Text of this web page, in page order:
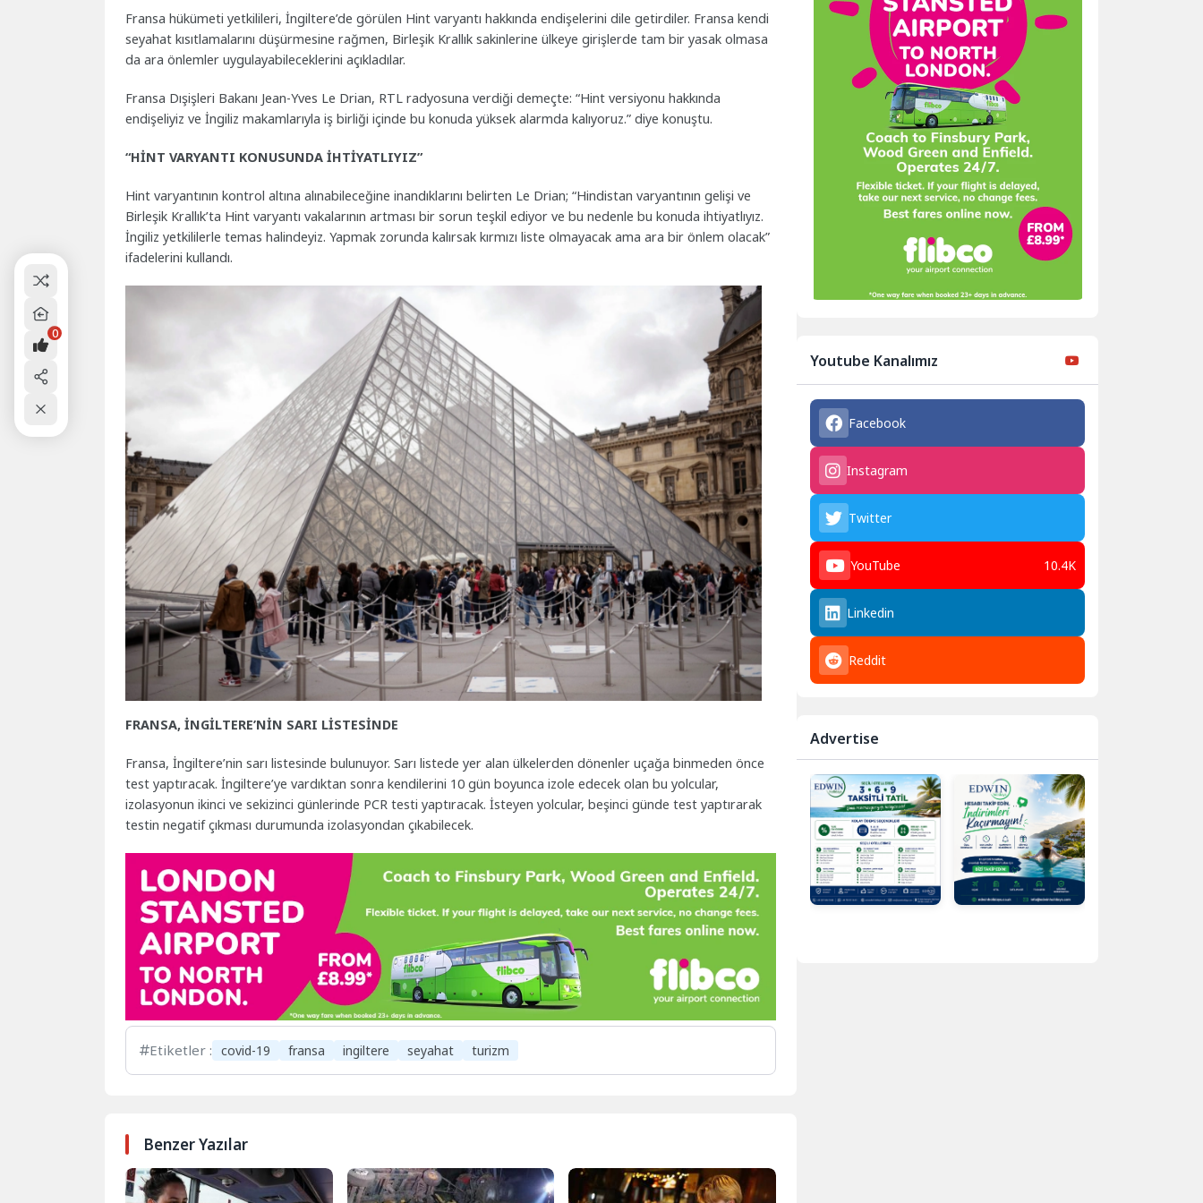
Fransa hükümeti yetkilileri, İngiltere’de görülen Hint varyantı hakkında endişelerini dile getirdiler. Fransa kendi
seyahat kısıtlamalarını düşürmesine rağmen, Birleşik Krallık sakinlerine ülkeye girişlerde tam bir yasak olmasa
da ara önlemler uygulayabileceklerini açıkladılar.
Fransa Dışişleri Bakanı Jean-Yves Le Drian, RTL radyosuna verdiği demeçte: “Hint versiyonu hakkında
endişeliyiz ve İngiliz makamlarıyla iş birliği içinde bu konuda yüksek alarmda kalıyoruz.” diye konuştu.
“HİNT VARYANTI KONUSUNDA İHTİYATLIYIZ”
Hint varyantının kontrol altına alınabileceğine inandıklarını belirten Le Drian; “Hindistan varyantının gelişi ve
Birleşik Krallık’ta Hint varyantı vakalarının artması bir sorun teşkil ediyor ve bu nedenle bu konuda ihtiyatlıyız.
İngiliz yetkililerle temas halindeyiz. Yapmak zorunda kalırsak kırmızı liste olmayacak ama ara bir önlem olacak”
ifadelerini kullandı.
FRANSA, İNGİLTERE’NİN SARI LİSTESİNDE
Fransa, İngiltere’nin sarı listesinde bulunuyor. Sarı listede yer alan ülkelerden dönenler uçağa binmeden önce
test yaptıracak. İngiltere’ye vardıktan sonra kendilerini 10 gün boyunca izole edecek olan bu yolcular,
izolasyonun ikinci ve sekizinci günlerinde PCR testi yaptıracak. İsteyen yolcular, beşinci günde test yaptırarak
testin negatif çıkması durumunda izolasyondan çıkabilecek.
Etiketler : covid-19 fransa ingiltere seyahat turizm
Benzer Yazılar
Youtube Kanalımız
Facebook
Instagram
Twitter
YouTube 10.4K
Linkedin
Reddit
Advertise
0